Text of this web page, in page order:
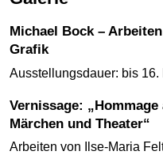
Michael Bock – Arbeiten auf Papier, Zeichnungen,
Grafik
Ausstellungsdauer: bis 16.
Vernissage: „Hommage an die Kunst – Welt der
Märchen und Theater“
Arbeiten von Ilse-Maria